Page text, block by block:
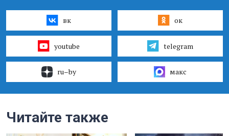
вк ок
youtube telegram
ru–by макс
Читайте также